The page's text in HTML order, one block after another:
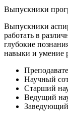
Выпускники
Выпускники
работать в
глубокие
навыки и умение
Научный
Старший
Ведущий
Заведующий